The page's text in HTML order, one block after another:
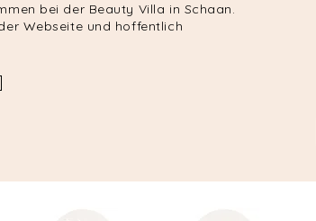
bei der Beauty Villa in Schaan.
Webseite und hoffentlich